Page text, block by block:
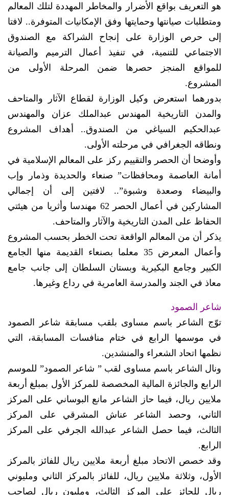
هو التعريف بواقع الأضرار والمخاطر المهددة لتلك المعالم
ومتطلبات صيانتها وحمايتها وفق الإمكانيات المتوفرة.. لافتا
إلى حرص الوزارة على إنجاح الشراكة مع الصندوق
الاجتماعي للتنمية، في تنفيذ أعمال الترميم والصيانة
للمواقع المنجز حصرها ضمن المرحلة الأولى من
المشروع.
بدورهما استعرض وكيل الوزارة لقطاع الآثار والمتاحف
والمدن التاريخية المهندس عبدالملك عزان والمهندس
عبدالحكيم السياغي من الصندوق.. أهداف المشروع
ونطاقه الجغرافي في مرحلته الأولى.
وأوضحا أن الحصر والتقييم ركز على المعالم الإسلامية في
أمانة العاصمة ومحافظات” صنعاء والحديدة وذمار وإب
والبيضاء وصعدة وشبوة”.. لافتين إلى أن إجمالي
المشاركين في أعمال الحصر 62 مهندسا وأثريا من هيئتي
الحفاظ على المدن التاريخية والآثار والمتاحف.
يذكر أن من المعالم الواقعة تحت الخطر بحسب المشروع
وأعمال المعرض 35 معلما بصنعاء القديمة منها الجامع
الكبير وجامع البكيرية وبستان السلطان إلى جانب جامع
معاذ في الجند والمدرسة العامرية في رداع وغيرها.
شاعر الصمود
توّج الشاعر باسم مساوى بلقب مسابقة شاعر الصمود
في موسمها الرابع في ختام منافسات المسابقة، التي
نظمها اتحاد الشعراء والمنشدين.
ونال الشاعر باسم مساوى لقب ” شاعر الصمود” للموسم
الرابع والجائزة المالية المخصصة للمركز الأول بمبلغ أربعة
ملايين ريال، فيما حاز الشاعر مانع البوساني على المركز
الثاني، وحصد الشاعر عناش المشرقي على المركز
الثالث، فيما حصل الشاعر عبدالله الجرفي على المركز
الرابع.
وقد خصص الاتحاد مبلغ أربعة ملايين ريال للفائز بالمركز
الأول، وثلاثة ملايين ريال، للفائز بالمركز الثاني ومليوني
ريال للحائز على المركز الثالث، ومليون ريال لصاحب